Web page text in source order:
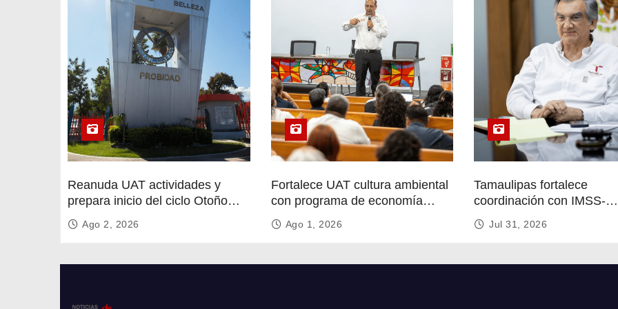
Reanuda UAT actividades y
prepara inicio del ciclo Otoño
2026
Ago 2, 2026
Fortalece UAT cultura ambiental
con programa de economía
circular
Ago 1, 2026
Tamaulipas fortalece
coordinación con IMSS-
Bienestar para mejorar
de salud
Jul 31, 2026